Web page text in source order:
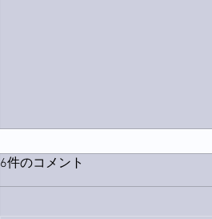
6件のコメント